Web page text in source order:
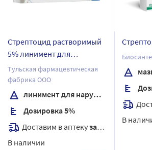
Стрептоцид растворимый
5% линимент для
наружного применения 30
гр туба
Тульская фармацевтическая
фабрика ООО
линимент для наружного применения
Дозировка 5%
Доставим в аптекузавтра
В наличии
В